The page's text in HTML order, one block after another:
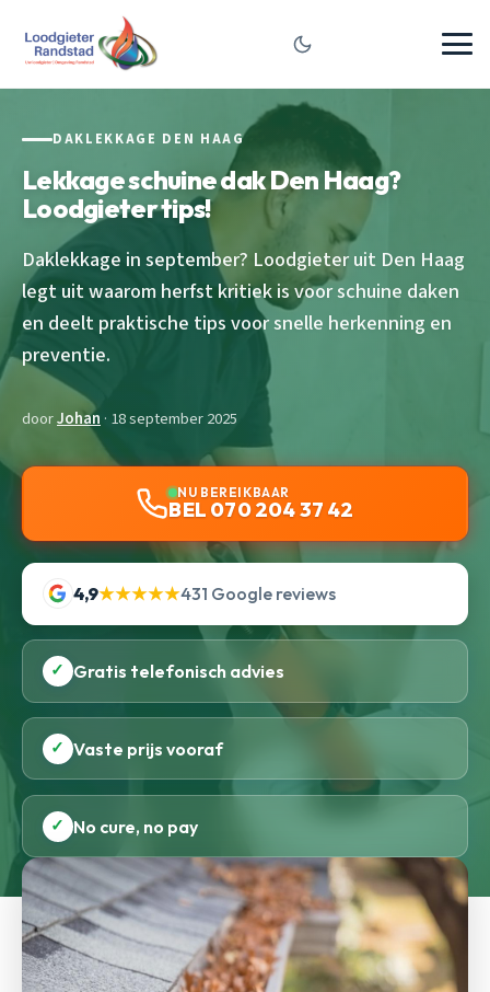
DAKLEKKAGE DEN HAAG
Lekkage schuine dak Den Haag?
Loodgieter tips!
Daklekkage in september? Loodgieter uit Den Haag
legt uit waarom herfst kritiek is voor schuine daken
en deelt praktische tips voor snelle herkenning en
preventie.
doorJohan · 18 september 2025
NU BEREIKBAAR
BEL 070 204 37 42
4,9★★★★★431 Google reviews
✓ Gratis telefonisch advies
✓ Vaste prijs vooraf
✓ No cure, no pay